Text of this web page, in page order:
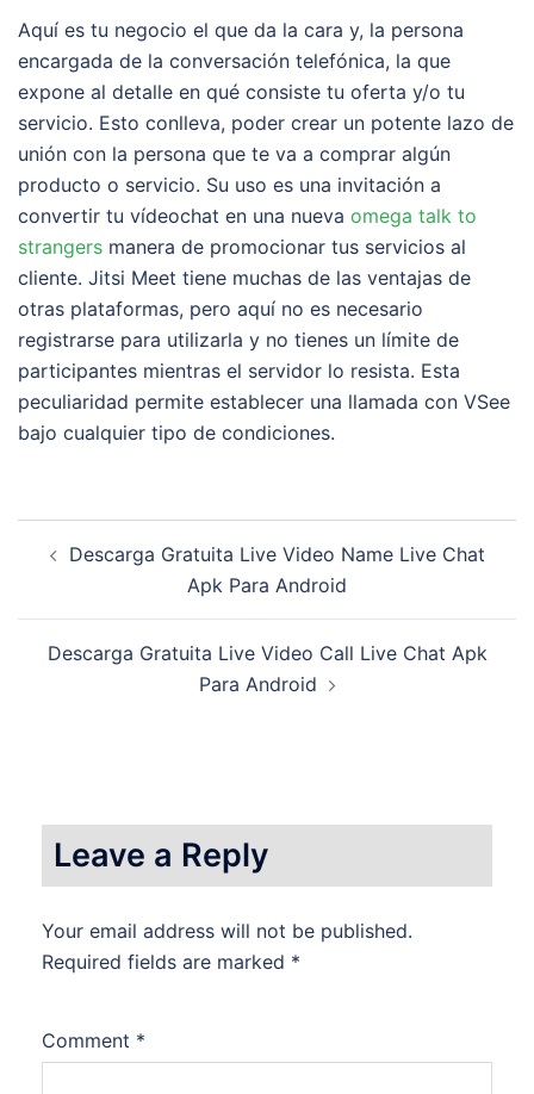
Aquí es tu negocio el que da la cara y, la persona
encargada de la conversación telefónica, la que
expone al detalle en qué consiste tu oferta y/o tu
servicio. Esto conlleva, poder crear un potente lazo de
unión con la persona que te va a comprar algún
producto o servicio. Su uso es una invitación a
convertir tu vídeochat en una nueva omega talk to
strangers manera de promocionar tus servicios al
cliente. Jitsi Meet tiene muchas de las ventajas de
otras plataformas, pero aquí no es necesario
registrarse para utilizarla y no tienes un límite de
participantes mientras el servidor lo resista. Esta
peculiaridad permite establecer una llamada con VSee
bajo cualquier tipo de condiciones.
Post
navigation
Descarga Gratuita Live Video Name Live Chat
Apk Para Android
Descarga Gratuita Live Video Call Live Chat Apk
Para Android
Leave a Reply
Your email address will not be published.
Required fields are marked *
Comment *